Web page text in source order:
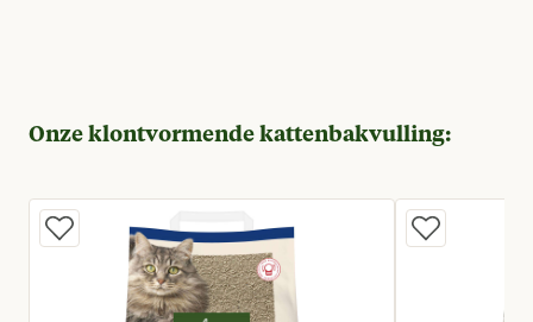
Onze klontvormende kattenbakvulling: